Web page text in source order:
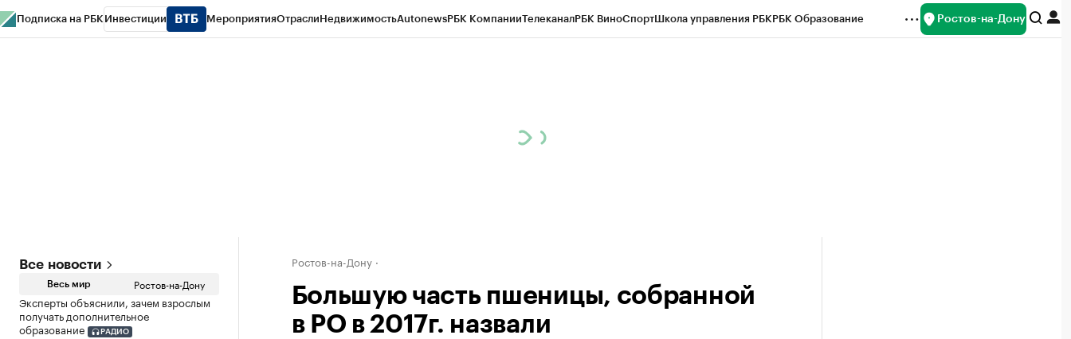
Подписка на РБК Инвестиции МероприятияОтраслиНедвижимостьAutonewsРБК КомпанииТелеканалРБК ВиноСпортШкола управления РБКРБК Образование Ростов-на-Дону
Все новости
Весь мир Ростов-на-Дону
Эксперты объяснили, зачем взрослым
получать дополнительное
образование
РАДИО
Ростов-на-Дону
Большую часть пшеницы, собранной
в РО в 2017г. назвали